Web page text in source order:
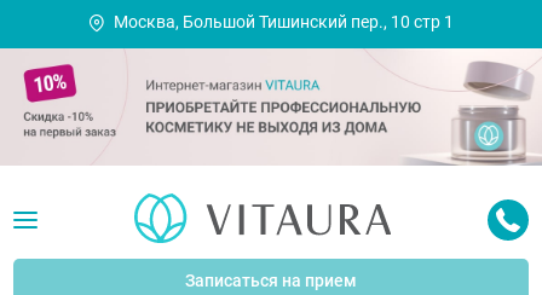
Москва, Большой Тишинский пер., 10 стр 1
Записаться на прием